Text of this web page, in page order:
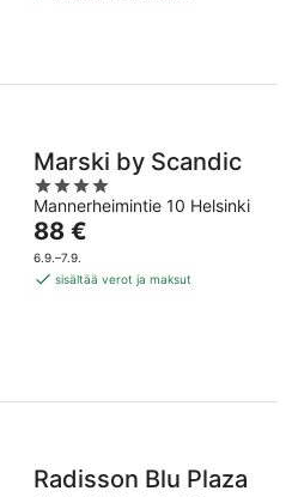
Marski by Scandic
4
out
of
5
Mannerheimintie 10 Helsinki
Hinta
on
88 €
88 €
6.9.–7.9.
sisältää verot ja maksut
Radisson Blu Plaza